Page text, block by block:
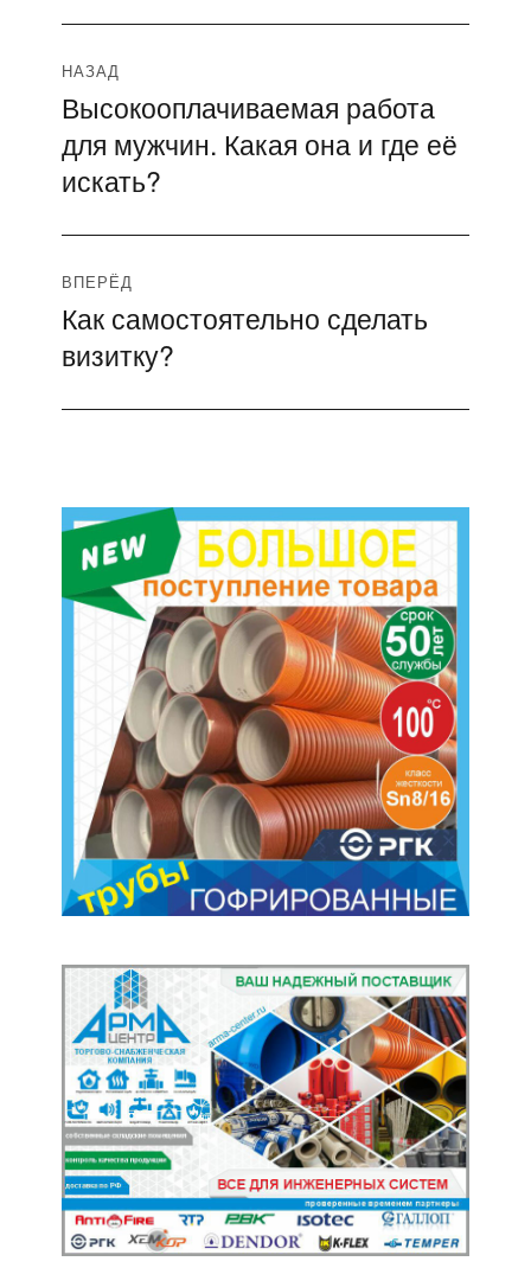
Навигация
по
записям
НАЗАД
Предыдущая
запись:
Высокооплачиваемая работа
для мужчин. Какая она и где её
искать?
ВПЕРЁД
Следующая
запись:
Как самостоятельно сделать
визитку?